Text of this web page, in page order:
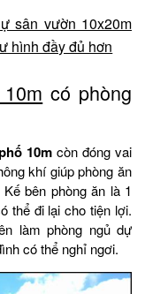
sân vườn 10x20m
hình đầy đủ hơn
có phòng
10m còn đóng vai
khí giúp phòng ăn
bên phòng ăn là 1
thể đi lại cho tiện lợi.
làm phòng ngủ dự
có thể nghỉ ngơi.